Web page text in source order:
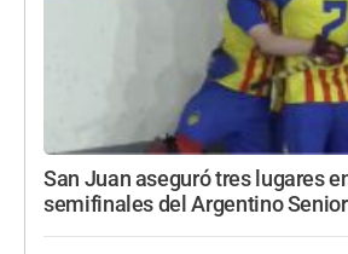
San Juan aseguró tres lugares
semifinales del Argentino Senior